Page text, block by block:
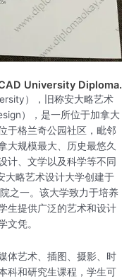
University Diploma.
），旧称安大略艺术
），是一所位于加拿大
于格兰奇公园社区，毗邻
大规模最大、历史最悠久
计、文学以及科学等不同
大略艺术设计大学创建于
之一。该大学致力于培养
生提供广泛的艺术和设计
文凭。
体艺术、插图、摄影、时
科和研究生课程，学生可